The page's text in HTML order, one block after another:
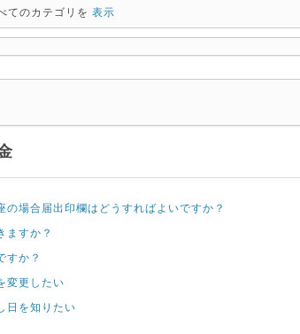
てのカテゴリを 表示
の場合届出印欄はどうすればよいですか？
ますか？
すか？
変更したい
日を知りたい